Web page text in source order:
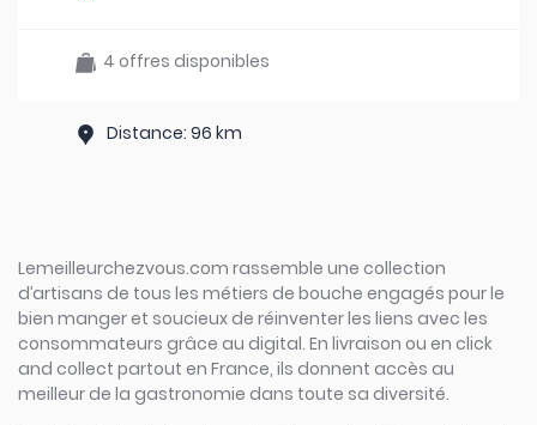
4 offres disponibles
Distance: 96 km
Lemeilleurchezvous.com rassemble une collection
d’artisans de tous les métiers de bouche engagés pour le
bien manger et soucieux de réinventer les liens avec les
consommateurs grâce au digital. En livraison ou en click
and collect partout en France, ils donnent accès au
meilleur de la gastronomie dans toute sa diversité.